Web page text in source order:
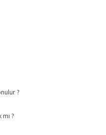
?
?